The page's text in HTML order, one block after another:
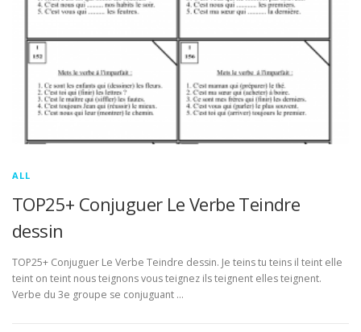
ALL
TOP25+ Conjuguer Le Verbe Teindre
dessin
TOP25+ Conjuguer Le Verbe Teindre dessin. Je teins tu teins il teint elle
teint on teint nous teignons vous teignez ils teignent elles teignent.
Verbe du 3e groupe se conjuguant …